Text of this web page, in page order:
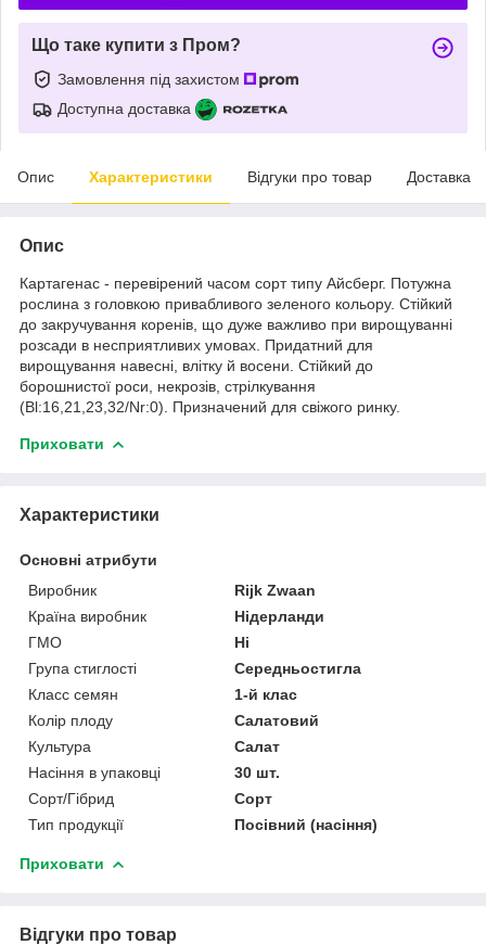
Що таке купити з Пром?
Замовлення під захистом
Доступна доставка
Опис Характеристики Відгуки про товар Доставка
Опис
Картагенас - перевірений часом сорт типу Айсберг. Потужна
рослина з головкою привабливого зеленого кольору. Стійкий
до закручування коренів, що дуже важливо при вирощуванні
розсади в несприятливих умовах. Придатний для
вирощування навесні, влітку й восени. Стійкий до
борошнистої роси, некрозів, стрілкування
(Bl:16,21,23,32/Nr:0). Призначений для свіжого ринку.
Приховати
Характеристики
Основні атрибути
Виробник
Rijk Zwaan
Країна виробник
Нідерланди
ГМО
Ні
Група стиглості
Середньостигла
Класс семян
1-й клас
Колір плоду
Салатовий
Культура
Салат
Насіння в упаковці
30 шт.
Сорт/Гібрид
Сорт
Тип продукції
Посівний (насіння)
Приховати
Відгуки про товар